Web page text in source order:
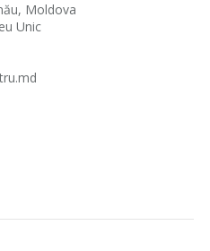
Moldova
Unic